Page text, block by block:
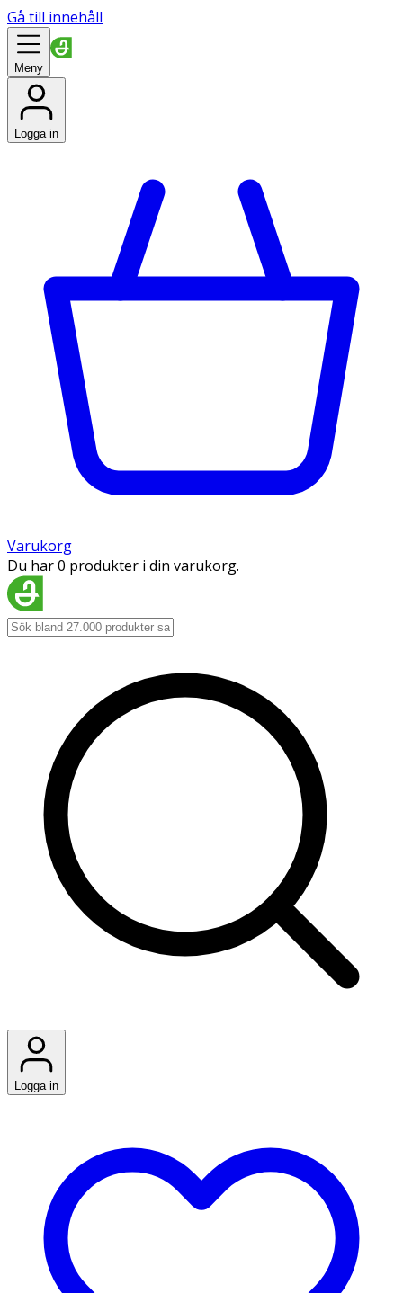
Gå till innehåll
Meny
Logga in
Varukorg
Du har 0 produkter i din varukorg.
Logga in